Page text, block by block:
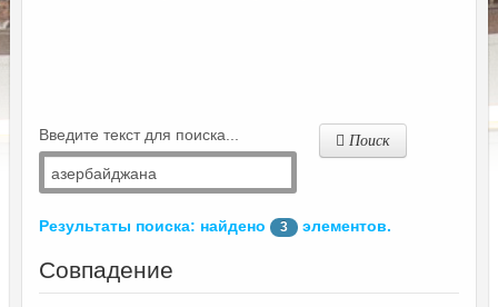
Введите текст для поиска... Поиск
Результаты поиска: найдено 3 элементов.
Совпадение